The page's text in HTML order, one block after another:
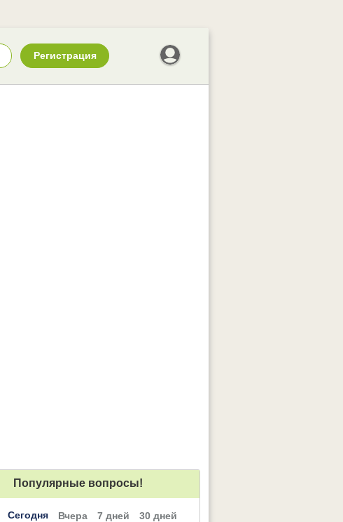
Регистрация
Популярные вопросы!
Сегодня Вчера 7 дней 30 дней